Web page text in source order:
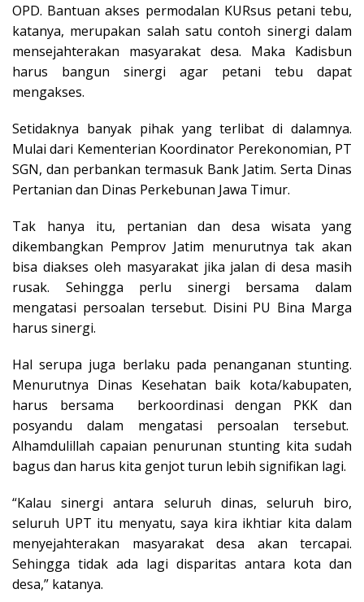
OPD. Bantuan akses permodalan KURsus petani tebu,
katanya, merupakan salah satu contoh sinergi dalam
mensejahterakan masyarakat desa. Maka Kadisbun
harus bangun sinergi agar petani tebu dapat
mengakses.
Setidaknya banyak pihak yang terlibat di dalamnya.
Mulai dari Kementerian Koordinator Perekonomian, PT
SGN, dan perbankan termasuk Bank Jatim. Serta Dinas
Pertanian dan Dinas Perkebunan Jawa Timur.
Tak hanya itu, pertanian dan desa wisata yang
dikembangkan Pemprov Jatim menurutnya tak akan
bisa diakses oleh masyarakat jika jalan di desa masih
rusak. Sehingga perlu sinergi bersama dalam
mengatasi persoalan tersebut. Disini PU Bina Marga
harus sinergi.
Hal serupa juga berlaku pada penanganan stunting.
Menurutnya Dinas Kesehatan baik kota/kabupaten,
harus bersama berkoordinasi dengan PKK dan
posyandu dalam mengatasi persoalan tersebut.
Alhamdulillah capaian penurunan stunting kita sudah
bagus dan harus kita genjot turun lebih signifikan lagi.
“Kalau sinergi antara seluruh dinas, seluruh biro,
seluruh UPT itu menyatu, saya kira ikhtiar kita dalam
menyejahterakan masyarakat desa akan tercapai.
Sehingga tidak ada lagi disparitas antara kota dan
desa,” katanya.